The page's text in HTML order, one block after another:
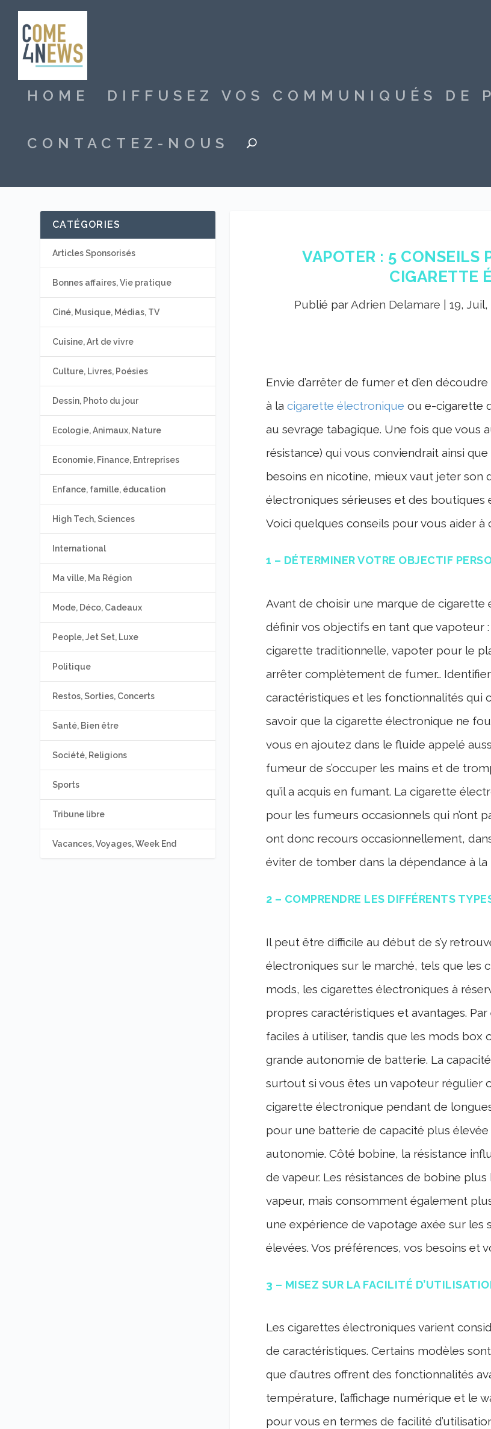
HOME DIFFUSEZ VOS COMMUNIQUÉS DE
CONTACTEZ-NOUS
VAPOTER : 5 CONSEILS
CIGARETTE
Publié parAdrien Delamare 19, Juil,
Envie d’arrêter de fumer et d’en
à la cigarette électronique ou e-cigarette
au sevrage tabagique. Une fois que vous
résistance) qui vous conviendrait ainsi
besoins en nicotine, mieux vaut jeter son
électroniques sérieuses et des boutiques
Voici quelques conseils pour vous aider
1 – DÉTERMINER VOTRE OBJECTIF
Avant de choisir une marque de
définir vos objectifs en tant que vapoteur
cigarette traditionnelle, vapoter pour le
arrêter complètement de fumer…
caractéristiques et les fonctionnalités qui
savoir que la cigarette électronique ne
vous en ajoutez dans le fluide appelé
fumeur de s’occuper les mains et de
qu’il a acquis en fumant. La cigarette
pour les fumeurs occasionnels qui n’ont
ont donc recours occasionnellement,
éviter de tomber dans la dépendance à la
2 – COMPRENDRE LES DIFFÉRENTS
Il peut être difficile au début de s’y
électroniques sur le marché, tels que les
mods, les cigarettes électroniques à
propres caractéristiques et avantages.
faciles à utiliser, tandis que les mods
grande autonomie de batterie. La
surtout si vous êtes un vapoteur régulier
cigarette électronique pendant de
pour une batterie de capacité plus élevée
autonomie. Côté bobine, la résistance
de vapeur. Les résistances de bobine
vapeur, mais consomment également
une expérience de vapotage axée sur les
élevées. Vos préférences, vos besoins
3 – MISEZ SUR LA FACILITÉ
Les cigarettes électroniques varient
de caractéristiques. Certains modèles
que d’autres offrent des fonctionnalités
température, l’affichage numérique et le
pour vous en termes de facilité
CATÉGORIES
Articles Sponsorisés
Bonnes affaires, Vie pratique
Ciné, Musique, Médias, TV
Cuisine, Art de vivre
Culture, Livres, Poésies
Dessin, Photo du jour
Ecologie, Animaux, Nature
Economie, Finance, Entreprises
Enfance, famille, éducation
High Tech, Sciences
International
Ma ville, Ma Région
Mode, Déco, Cadeaux
People, Jet Set, Luxe
Politique
Restos, Sorties, Concerts
Santé, Bien être
Société, Religions
Sports
Tribune libre
Vacances, Voyages, Week End